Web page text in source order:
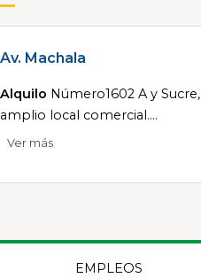
Av. Machala
Alquilo Número1602 A y Sucre,
amplio local comercial....
Ver más
EMPLEOS